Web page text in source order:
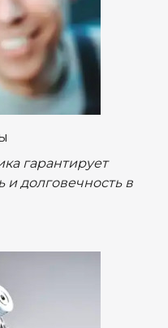
гарантирует
долговечность в